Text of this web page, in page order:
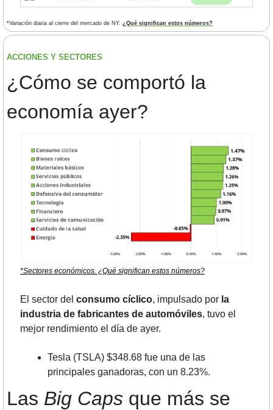
*Variación diaria al cierre del mercado de NY. ¿Qué significan estos números?
ACCIONES Y SECTORES
¿Cómo se comportó la
economía ayer?
*Sectores económicos. ¿Qué significan estos números?
El sector del consumo cíclico, impulsado por la
industria de fabricantes de automóviles, tuvo el
mejor rendimiento el día de ayer.
Tesla (TSLA) $348.68 fue una de las
principales ganadoras, con un 8.23%.
Las Big Caps que más se